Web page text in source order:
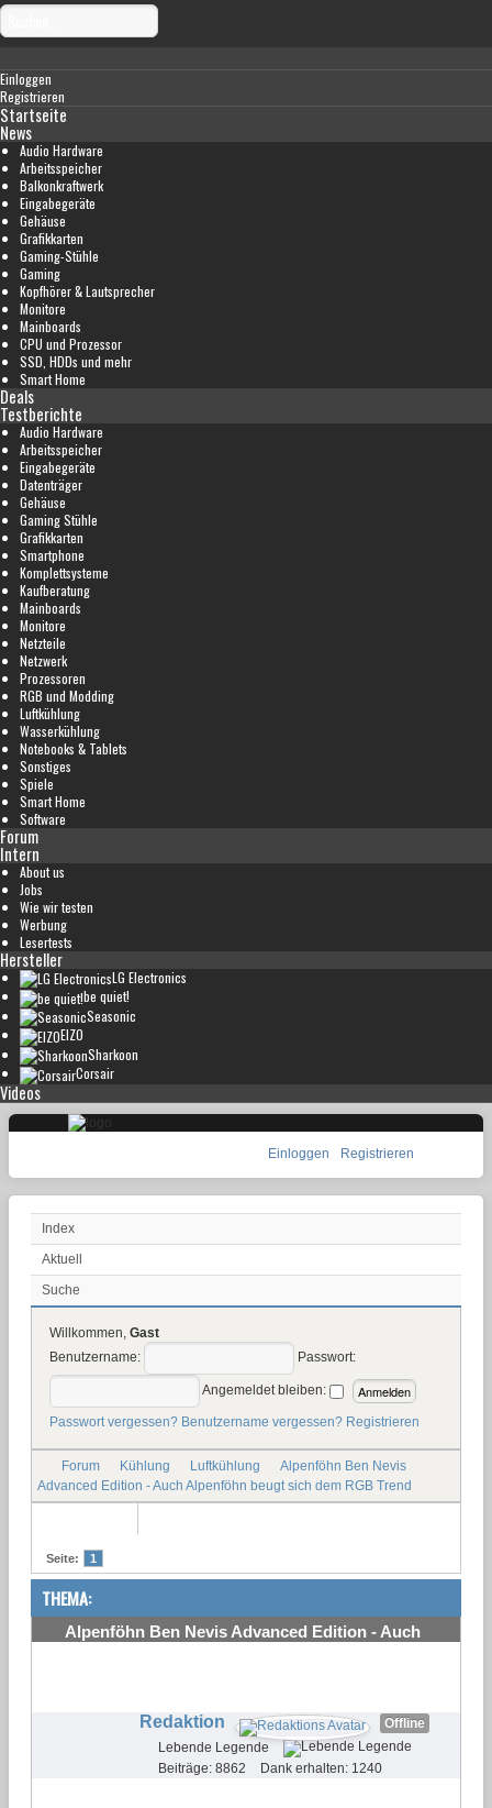
Einloggen
Registrieren
Startseite
News
Audio Hardware
Arbeitsspeicher
Balkonkraftwerk
Eingabegeräte
Gehäuse
Grafikkarten
Gaming-Stühle
Gaming
Kopfhörer & Lautsprecher
Monitore
Mainboards
CPU und Prozessor
SSD, HDDs und mehr
Smart Home
Deals
Testberichte
Audio Hardware
Arbeitsspeicher
Eingabegeräte
Datenträger
Gehäuse
Gaming Stühle
Grafikkarten
Smartphone
Komplettsysteme
Kaufberatung
Mainboards
Monitore
Netzteile
Netzwerk
Prozessoren
RGB und Modding
Luftkühlung
Wasserkühlung
Notebooks & Tablets
Sonstiges
Spiele
Smart Home
Software
Forum
Intern
About us
Jobs
Wie wir testen
Werbung
Lesertests
Hersteller
LG Electronics
be quiet!
Seasonic
EIZO
Sharkoon
Corsair
Videos
Einloggen Registrieren
Index
Aktuell
Suche
Willkommen, Gast
Benutzername:
Passwort:
Angemeldet bleiben:
Passwort vergessen? Benutzername vergessen? Registrieren
Forum Kühlung Luftkühlung
Alpenföhn Ben Nevis
Advanced Edition - Auch Alpenföhn beugt sich dem RGB Trend
Seite: 1
THEMA:
Alpenföhn Ben Nevis Advanced Edition - Auch
Redaktion
Offline
Lebende Legende
Beiträge: 8862
Dank erhalten: 1240